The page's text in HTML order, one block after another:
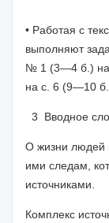
• Работая с
выполня­ют
№ 1 (3—4 б.)
на с. 6 (9—10
3 Вводное
О жизни людей
ими следам,
источниками.
Комплекс